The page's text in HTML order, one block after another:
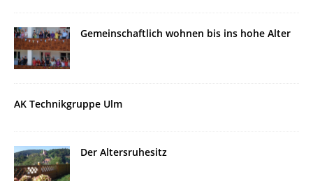
Gemeinschaftlich wohnen bis ins hohe Alter
AK Technikgruppe Ulm
Der Altersruhesitz